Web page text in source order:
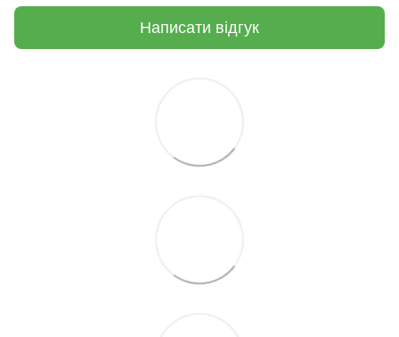
Написати відгук